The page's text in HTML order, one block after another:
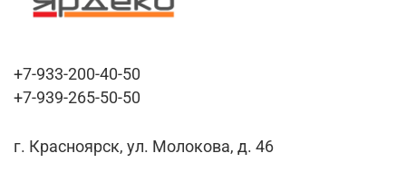
+7-933-200-40-50
+7-939-265-50-50
г. Красноярск, ул. Молокова, д. 46